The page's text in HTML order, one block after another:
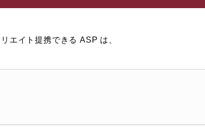
エイト提携できる ASP は、